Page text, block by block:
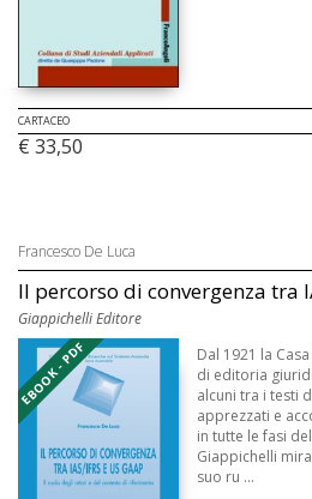
CARTACEO
€ 33,50
Francesco De Luca
Il percorso di convergenza tra
Giappichelli Editore
EBOOK - PDF
Dal 1921 la
di editoria
alcuni tra i testi
apprezzati e
in tutte le fasi
Giappichelli
suo ru ...